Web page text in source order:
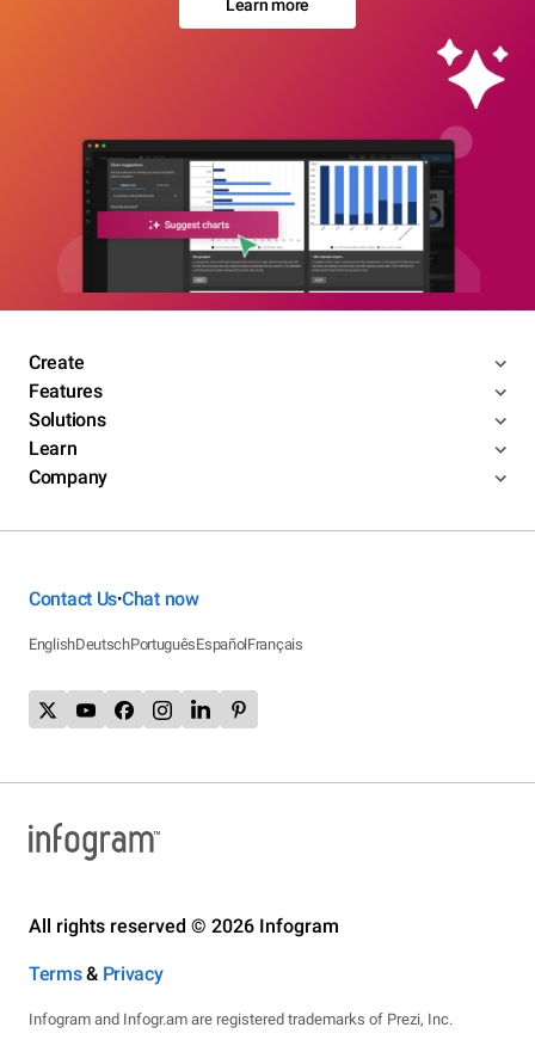
Learn more
Create
Features
Solutions
Learn
Company
Contact Us•Chat now
EnglishDeutschPortuguêsEspañolFrançais
All rights reserved © 2026 Infogram
Terms& Privacy
Infogram and Infogr.am are registered trademarks of Prezi, Inc.